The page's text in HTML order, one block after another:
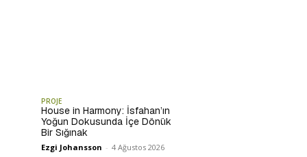
PROJE
House in Harmony: İsfahan’ın
Yoğun Dokusunda İçe Dönük
Bir Sığınak
Ezgi Johansson - 4 Ağustos 2026